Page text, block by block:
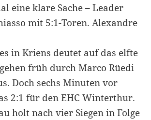
eine klare Sache – Leader
mit 5:1-Toren. Alexandre
in Kriens deutet auf das elfte
früh durch Marco Rüedi
Doch sechs Minuten vor
2:1 für den EHC Winterthur.
holt nach vier Siegen in Folge